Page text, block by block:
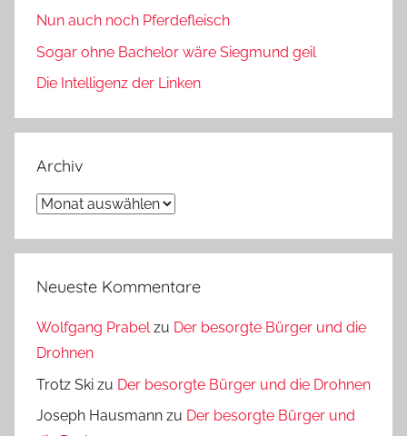
Nun auch noch Pferdefleisch
Sogar ohne Bachelor wäre Siegmund geil
Die Intelligenz der Linken
Archiv
Archiv
Neueste Kommentare
Wolfgang Prabelzu Der besorgte Bürger und die
Drohnen
Trotz Ski zu Der besorgte Bürger und die Drohnen
Joseph Hausmann zu Der besorgte Bürger und